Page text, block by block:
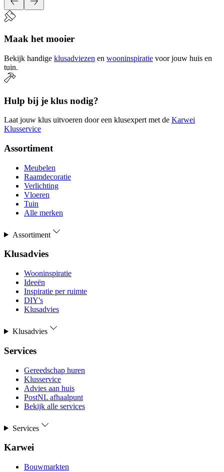
Maak het mooier
Bekijk handige klusadviezen en wooninspiratie voor jouw huis en
tuin.
Hulp bij je klus nodig?
Laat jouw klus uitvoeren door een klusexpert met de Karwei
Klusservice
Assortiment
Meubelen
Raamdecoratie
Verlichting
Vloeren
Tuin
Alle merken
Assortiment
Klusadvies
Wooninspiratie
Ideeën
Inspiratie per ruimte
DIY's
Klusadvies
Klusadvies
Services
Gereedschap huren
Klusservice
Advies aan huis
PostNL afhaalpunt
Bekijk alle services
Services
Karwei
Bouwmarkten